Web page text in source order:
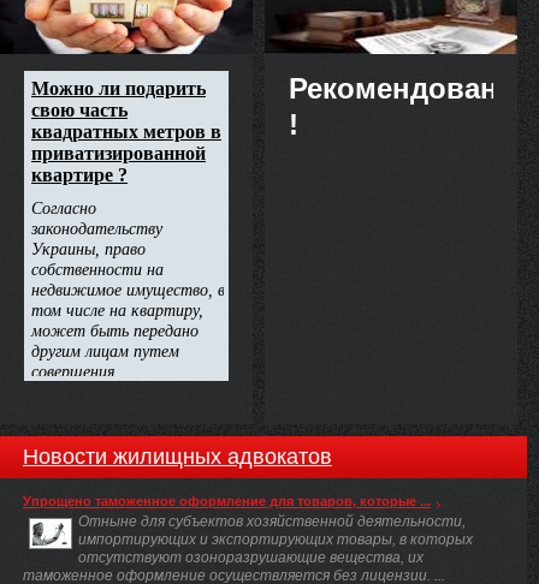
Рекомендовано
!
Новости жилищных адвокатов
Упрощено таможенное оформление для товаров, которые ...
Отныне для субъектов хозяйственной деятельности,
импортирующих и экспортирующих товары, в которых
отсутствуют озоноразрушающие вещества, их
таможенное оформление осуществляется без лицензии. ...